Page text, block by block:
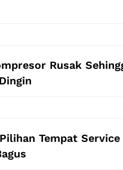
Rusak
Tempat Service